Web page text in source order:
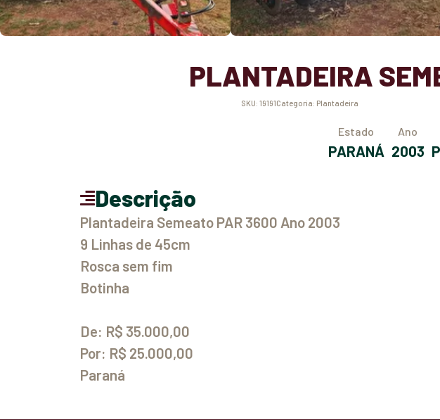
PLANTADEIRA
SKU: 19191 Categoria: Plantadeira
Estado
PARANÁ
Ano
2003
Descrição
Plantadeira Semeato PAR 3600 Ano 2003
9 Linhas de 45cm
Rosca sem fim
Botinha
De: R$ 35.000,00
Por: R$ 25.000,00
Paraná